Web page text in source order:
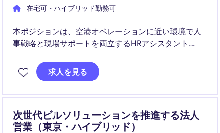
在宅可・ハイブリッド勤務可
本ポジションは、空港オペレーションに近い環境で人
事戦略と現場サポートを両立するHRアシスタント
役として、組織運営に幅広く関与いただきます。
求人を見る
次世代ビルソリューションを推進する法人
営業（東京・ハイブリッド）